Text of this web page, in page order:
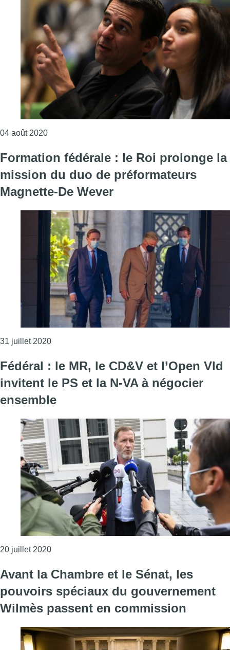
04 août 2020Consulter l'article "Rue de la Loi : toi Bart, moi
Formation fédérale : le Roi prolonge la
mission du duo de préformateurs
Magnette-De Wever
31 juillet 2020Consulter l'article "Formation fédérale : le Roi
Fédéral : le MR, le CD&V et l’Open Vld
invitent le PS et la N-VA à négocier
ensemble
20 juillet 2020Consulter l'article "Fédéral : le MR, le CD&V et
Avant la Chambre et le Sénat, les
pouvoirs spéciaux du gouvernement
Wilmès passent en commission